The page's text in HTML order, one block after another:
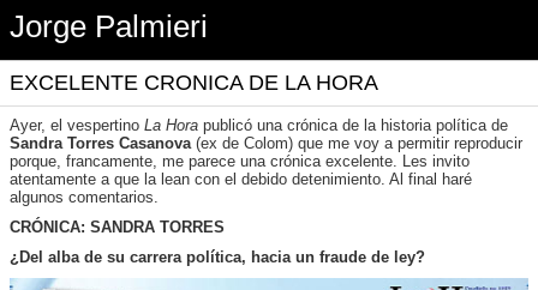
Jorge Palmieri
EXCELENTE CRONICA DE LA HORA
Ayer, el vespertino La Hora publicó una crónica de la historia política de
Sandra Torres Casanova(ex de Colom) que me voy a permitir reproducir
porque, francamente, me parece una crónica excelente. Les invito
atentamente a que la lean con el debido detenimiento. Al final haré
algunos comentarios.
CRÓNICA: SANDRA TORRES
¿Del alba de su carrera política, hacia un fraude de ley?